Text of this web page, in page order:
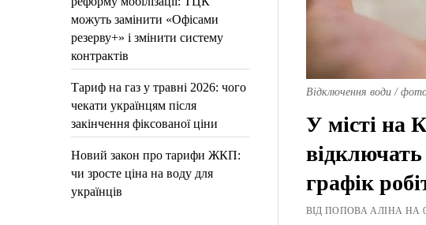
можуть замінити «Офісами
резерву+» і змінити систему
контрактів
Тариф на газ у травні 2026: чого
чекати українцям після
закінчення фіксованої ціни
Новий закон про тарифи ЖКП:
чи зросте ціна на воду для
українців
Відключення води /
У місті на
графік
ВІД ПОПОВА АЛІНА НА